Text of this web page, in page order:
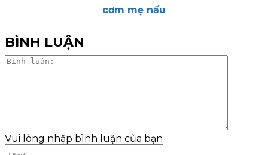
cơm mẹ nấu
BÌNH LUẬN
Vui lòng nhập bình luận của bạn